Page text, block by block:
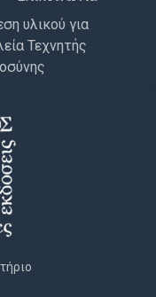
υλικού για
Τεχνητής